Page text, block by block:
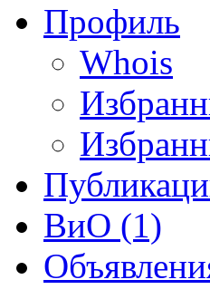
Профиль
Whois
ВиО (1)